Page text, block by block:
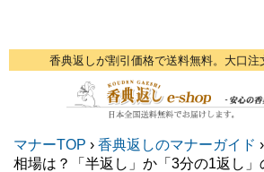
香典返しが割引価格で送料無料。大口注
マナーTOP › 香典返しのマナーガイド ›
相場は？「半返し」か「3分の1返し